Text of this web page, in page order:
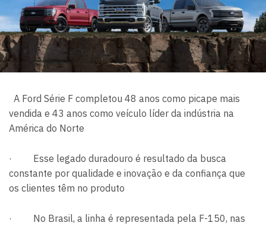
A Ford Série F completou 48 anos como picape mais
vendida e 43 anos como veículo líder da indústria na
América do Norte
· Esse legado duradouro é resultado da busca
constante por qualidade e inovação e da confiança que
os clientes têm no produto
· No Brasil, a linha é representada pela F-150, nas